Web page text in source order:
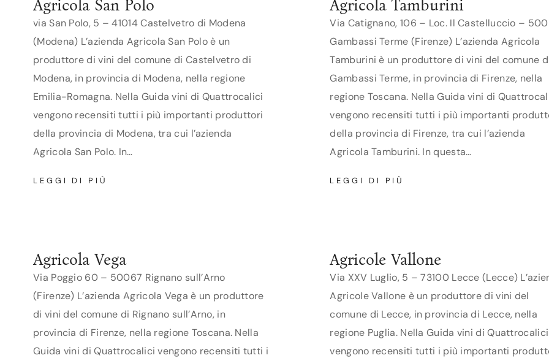
Agricola San Polo
via San Polo, 5 – 41014 Castelvetro di Modena
(Modena) L’azienda Agricola San Polo è un
produttore di vini del comune di Castelvetro di
Modena, in provincia di Modena, nella regione
Emilia-Romagna. Nella Guida vini di Quattrocalici
vengono recensiti tutti i più importanti produttori
della provincia di Modena, tra cui l’azienda
Agricola San Polo. In…
LEGGI DI PIÙ
Agricola Tamburini
Via Catignano, 106 – Loc. Il Castelluccio –
Gambassi Terme (Firenze) L’azienda Agricola
Tamburini è un produttore di vini del comune
Gambassi Terme, in provincia di Firenze, nella
regione Toscana. Nella Guida vini di
vengono recensiti tutti i più importanti
della provincia di Firenze, tra cui l’azienda
Agricola Tamburini. In questa…
LEGGI DI PIÙ
Agricola Vega
Via Poggio 60 – 50067 Rignano sull’Arno
(Firenze) L’azienda Agricola Vega è un produttore
di vini del comune di Rignano sull’Arno, in
provincia di Firenze, nella regione Toscana. Nella
Guida vini di Quattrocalici vengono recensiti tutti i
Agricole Vallone
Via XXV Luglio, 5 – 73100 Lecce (Lecce)
Agricole Vallone è un produttore di vini del
comune di Lecce, in provincia di Lecce, nella
regione Puglia. Nella Guida vini di Quattrocalici
vengono recensiti tutti i più importanti